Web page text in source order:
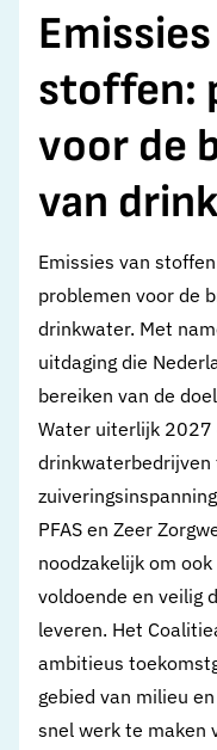
stoffen:
voor de
van
Emissies van
problemen voor de
drinkwater. Met
uitdaging die
bereiken van de
Water uiterlijk 2027
PFAS en Zeer
noodzakelijk om
voldoende en veilig
leveren. Het
ambitieus
gebied van milieu
snel werk te maken